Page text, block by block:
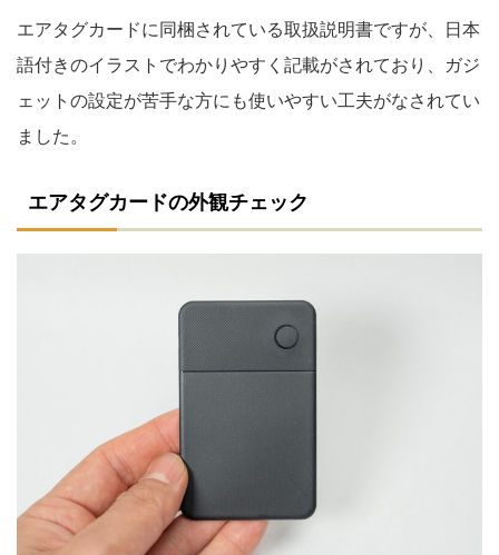
エアタグカードに同梱されている取扱説明書ですが、日本
語付きのイラストでわかりやすく記載がされており、ガジ
ェットの設定が苦手な方にも使いやすい工夫がなされてい
ました。
エアタグカードの外観チェック